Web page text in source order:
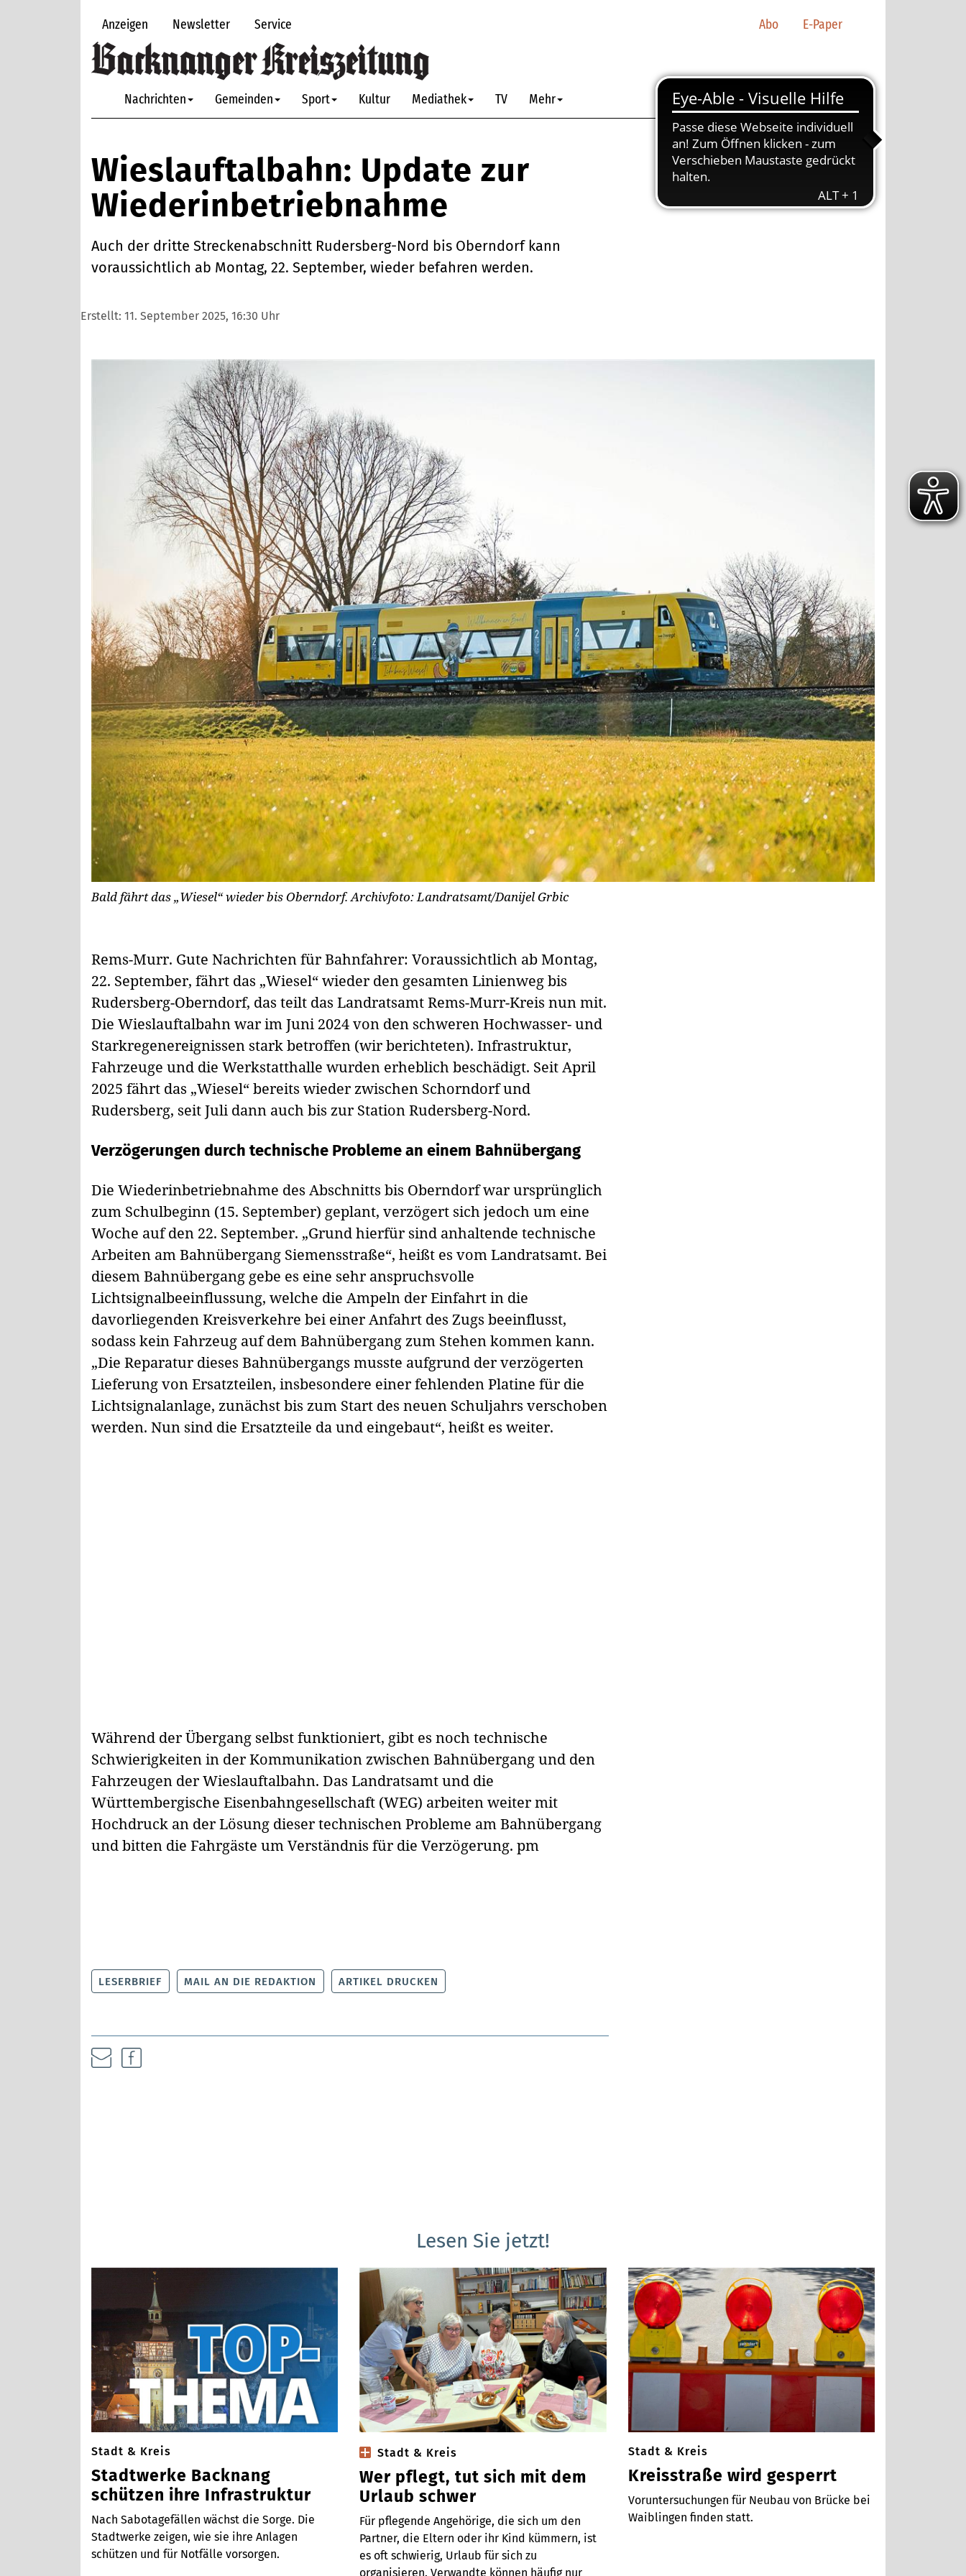
Anzeigen Newsletter Service Abo E-Paper
Nachrichten Gemeinden Sport Kultur Mediathek TV Mehr
Wieslauftalbahn: Update zur
Wiederinbetriebnahme
Auch der dritte Streckenabschnitt Rudersberg-Nord bis Oberndorf kann
voraussichtlich ab Montag, 22. September, wieder befahren werden.
Erstellt: 11. September 2025, 16:30 Uhr
Bald fährt das „Wiesel“ wieder bis Oberndorf.Archivfoto: Landratsamt/Danijel Grbic
Rems-Murr. Gute Nachrichten für Bahnfahrer: Voraussichtlich ab Montag,
22. September, fährt das „Wiesel“ wieder den gesamten Linienweg bis
Rudersberg-Oberndorf, das teilt das Landratsamt Rems-Murr-Kreis nun mit.
Die Wieslauftalbahn war im Juni 2024 von den schweren Hochwasser- und
Starkregenereignissen stark betroffen (wir berichteten). Infrastruktur,
Fahrzeuge und die Werkstatthalle wurden erheblich beschädigt. Seit April
2025 fährt das „Wiesel“ bereits wieder zwischen Schorndorf und
Rudersberg, seit Juli dann auch bis zur Station Rudersberg-Nord.
Verzögerungen durch technische Probleme an einem Bahnübergang
Die Wiederinbetriebnahme des Abschnitts bis Oberndorf war ursprünglich
zum Schulbeginn (15. September) geplant, verzögert sich jedoch um eine
Woche auf den 22. September. „Grund hierfür sind anhaltende technische
Arbeiten am Bahnübergang Siemensstraße“, heißt es vom Landratsamt. Bei
diesem Bahnübergang gebe es eine sehr anspruchsvolle
Lichtsignalbeeinflussung, welche die Ampeln der Einfahrt in die
davorliegenden Kreisverkehre bei einer Anfahrt des Zugs beeinflusst,
sodass kein Fahrzeug auf dem Bahnübergang zum Stehen kommen kann.
„Die Reparatur dieses Bahnübergangs musste aufgrund der verzögerten
Lieferung von Ersatzteilen, insbesondere einer fehlenden Platine für die
Lichtsignalanlage, zunächst bis zum Start des neuen Schuljahrs verschoben
werden. Nun sind die Ersatzteile da und eingebaut“, heißt es weiter.
Während der Übergang selbst funktioniert, gibt es noch technische
Schwierigkeiten in der Kommunikation zwischen Bahnübergang und den
Fahrzeugen der Wieslauftalbahn. Das Landratsamt und die
Württembergische Eisenbahngesellschaft (WEG) arbeiten weiter mit
Hochdruck an der Lösung dieser technischen Probleme am Bahnübergang
und bitten die Fahrgäste um Verständnis für die Verzögerung. pm
LESERBRIEF MAIL AN DIE REDAKTION ARTIKEL DRUCKEN
Lesen Sie jetzt!
Stadt & Kreis
Stadtwerke Backnang
schützen ihre Infrastruktur
Nach Sabotagefällen wächst die Sorge. Die
Stadtwerke zeigen, wie sie ihre Anlagen
schützen und für Notfälle vorsorgen.
Stadt & Kreis
Wer pflegt, tut sich mit dem
Urlaub schwer
Für pflegende Angehörige, die sich um den
Partner, die Eltern oder ihr Kind kümmern, ist
es oft schwierig, Urlaub für sich zu
organisieren. Verwandte können häufig nur
Stadt & Kreis
Kreisstraße wird gesperrt
Voruntersuchungen für Neubau von Brücke bei
Waiblingen finden statt.